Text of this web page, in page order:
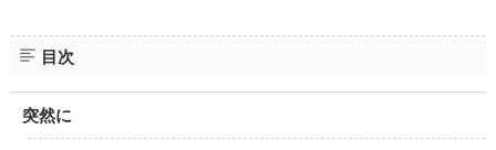
目次
突然に